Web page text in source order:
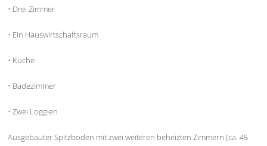
• Drei Zimmer
• Ein Hauswirtschaftsraum
• Küche
• Badezimmer
• Zwei Loggien
Ausgebauter Spitzboden mit zwei weiteren beheizten Zimmern (ca. 45